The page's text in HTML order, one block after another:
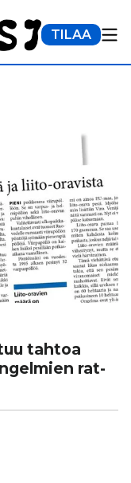
TILAA
tahtoa
rat­